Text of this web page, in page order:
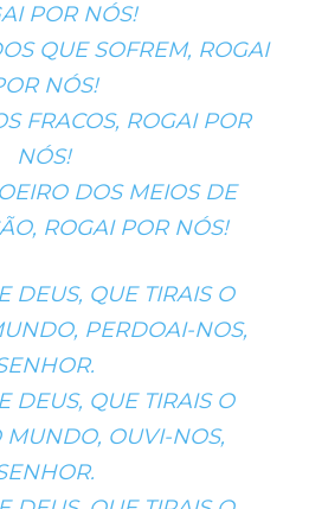
POR NÓS!
QUE SOFREM, ROGAI
NÓS!
FRACOS, ROGAI POR
NÓS!
DOS MEIOS DE
ROGAI POR NÓS!
DEUS, QUE TIRAIS O
PERDOAI-NOS,
DEUS, QUE TIRAIS O
MUNDO, OUVI-NOS,